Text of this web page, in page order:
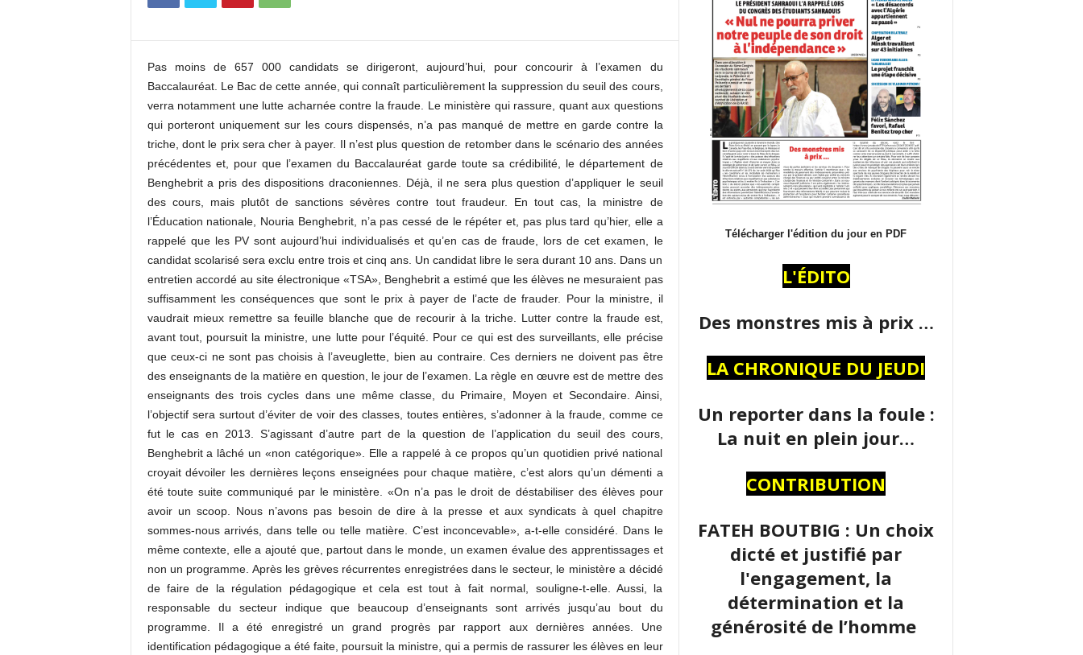
Pas moins de 657 000 candidats se dirigeront, aujourd’hui, pour concourir à l’examen du
Baccalauréat. Le Bac de cette année, qui connaît particulièrement la suppression du seuil des cours,
verra notamment une lutte acharnée contre la fraude. Le ministère qui rassure, quant aux questions
qui porteront uniquement sur les cours dispensés, n’a pas manqué de mettre en garde contre la
triche, dont le prix sera cher à payer. Il n’est plus question de retomber dans le scénario des années
précédentes et, pour que l’examen du Baccalauréat garde toute sa crédibilité, le département de
Benghebrit a pris des dispositions draconiennes. Déjà, il ne sera plus question d’appliquer le seuil
des cours, mais plutôt de sanctions sévères contre tout fraudeur. En tout cas, la ministre de
l’Éducation nationale, Nouria Benghebrit, n’a pas cessé de le répéter et, pas plus tard qu’hier, elle a
rappelé que les PV sont aujourd’hui individualisés et qu’en cas de fraude, lors de cet examen, le
candidat scolarisé sera exclu entre trois et cinq ans. Un candidat libre le sera durant 10 ans. Dans un
entretien accordé au site électronique «TSA», Benghebrit a estimé que les élèves ne mesuraient pas
suffisamment les conséquences que sont le prix à payer de l’acte de frauder. Pour la ministre, il
vaudrait mieux remettre sa feuille blanche que de recourir à la triche. Lutter contre la fraude est,
avant tout, poursuit la ministre, une lutte pour l’équité. Pour ce qui est des surveillants, elle précise
que ceux-ci ne sont pas choisis à l’aveuglette, bien au contraire. Ces derniers ne doivent pas être
des enseignants de la matière en question, le jour de l’examen. La règle en œuvre est de mettre des
enseignants des trois cycles dans une même classe, du Primaire, Moyen et Secondaire. Ainsi,
l’objectif sera surtout d’éviter de voir des classes, toutes entières, s’adonner à la fraude, comme ce
fut le cas en 2013. S’agissant d’autre part de la question de l’application du seuil des cours,
Benghebrit a lâché un «non catégorique». Elle a rappelé à ce propos qu’un quotidien privé national
croyait dévoiler les dernières leçons enseignées pour chaque matière, c’est alors qu’un démenti a
été toute suite communiqué par le ministère. «On n’a pas le droit de déstabiliser des élèves pour
avoir un scoop. Nous n’avons pas besoin de dire à la presse et aux syndicats à quel chapitre
sommes-nous arrivés, dans telle ou telle matière. C’est inconcevable», a-t-elle considéré. Dans le
même contexte, elle a ajouté que, partout dans le monde, un examen évalue des apprentissages et
non un programme. Après les grèves récurrentes enregistrées dans le secteur, le ministère a décidé
de faire de la régulation pédagogique et cela est tout à fait normal, souligne-t-elle. Aussi, la
responsable du secteur indique que beaucoup d’enseignants sont arrivés jusqu’au bout du
programme. Il a été enregistré un grand progrès par rapport aux dernières années. Une
identification pédagogique a été faite, poursuit la ministre, qui a permis de rassurer les élèves en leur
Télécharger l'édition du jour en PDF
L'ÉDITO
Des monstres mis à prix …
LA CHRONIQUE DU JEUDI
Un reporter dans la foule :
La nuit en plein jour…
CONTRIBUTION
FATEH BOUTBIG : Un choix
dicté et justifié par
l'engagement, la
détermination et la
générosité de l’homme